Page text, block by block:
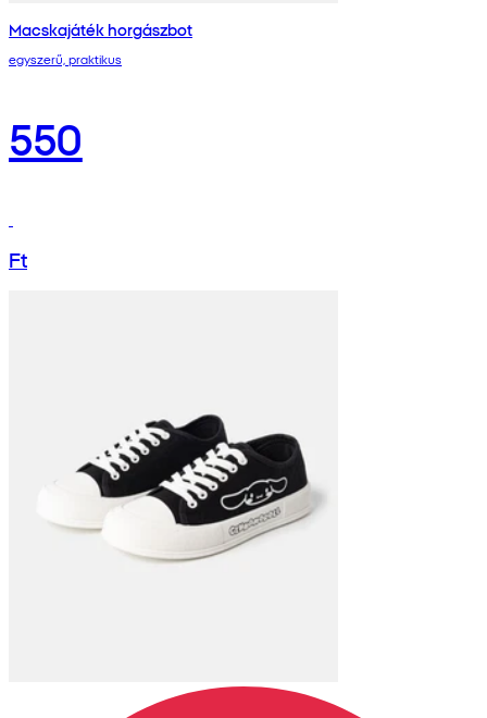
Macskajáték horgászbot
egyszerű, praktikus
550
Ft